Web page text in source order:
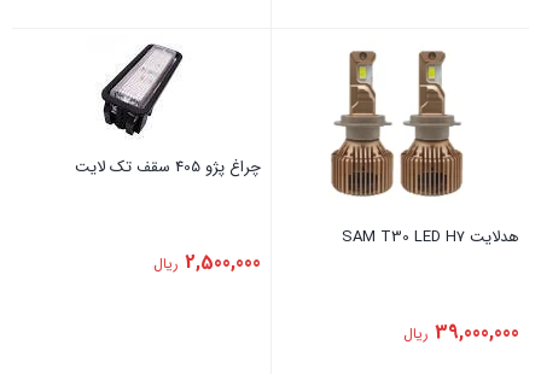
هدلایت SAM T30 LED H7
39,000,000 ریال
چراغ پژو 405 سقف تک لایت
2,500,000 ریال